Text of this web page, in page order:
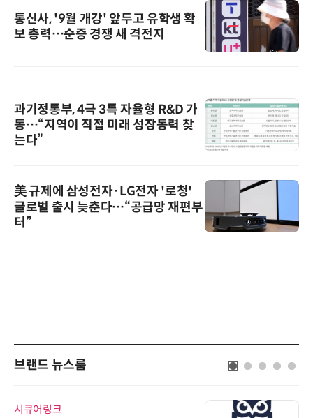
통신사, '9월 개강' 앞두고 유학생 확
보 총력…순증 경쟁 새 격전지
과기정통부, 4극 3특 자율형 R&D 가
동…“지역이 직접 미래 성장동력 찾
는다”
美 규제에 삼성전자·LG전자 '로청'
글로벌 출시 늦춘다…“공급망 재편부
터”
브랜드 뉴스룸
시큐어링크